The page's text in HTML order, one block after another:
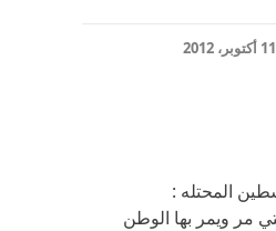
11 أكتوبر، 2012
المحتله :
مر ويمر بها الوطن